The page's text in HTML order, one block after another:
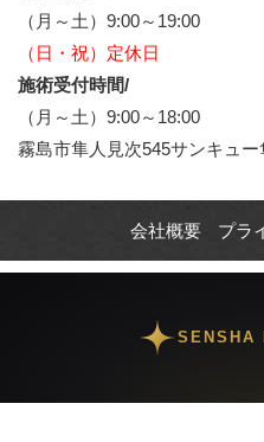
（月～土）9:00～19:00
（日・祝）定休日
施術受付時間/
（月～土）9:00～18:00
霧島市隼人見次545サンキュー
会社概要 プラ
SENSHA